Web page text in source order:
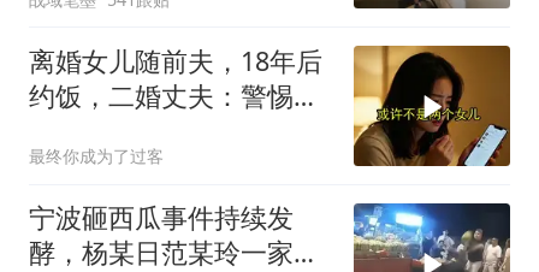
离婚女儿随前夫，18年后
约饭，二婚丈夫：警惕骗
最终你成为了过客
宁波砸西瓜事件持续发
酵，杨某日范某玲一家，